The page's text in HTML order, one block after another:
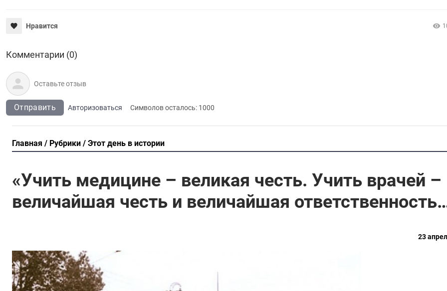
Нравится
Комментарии (0)
Отправить Авторизоваться Символов осталось: 1000
Главная Рубрики Этот день в истории
«Учить медицине – великая честь. Учить врачей –
величайшая честь и величайшая
23